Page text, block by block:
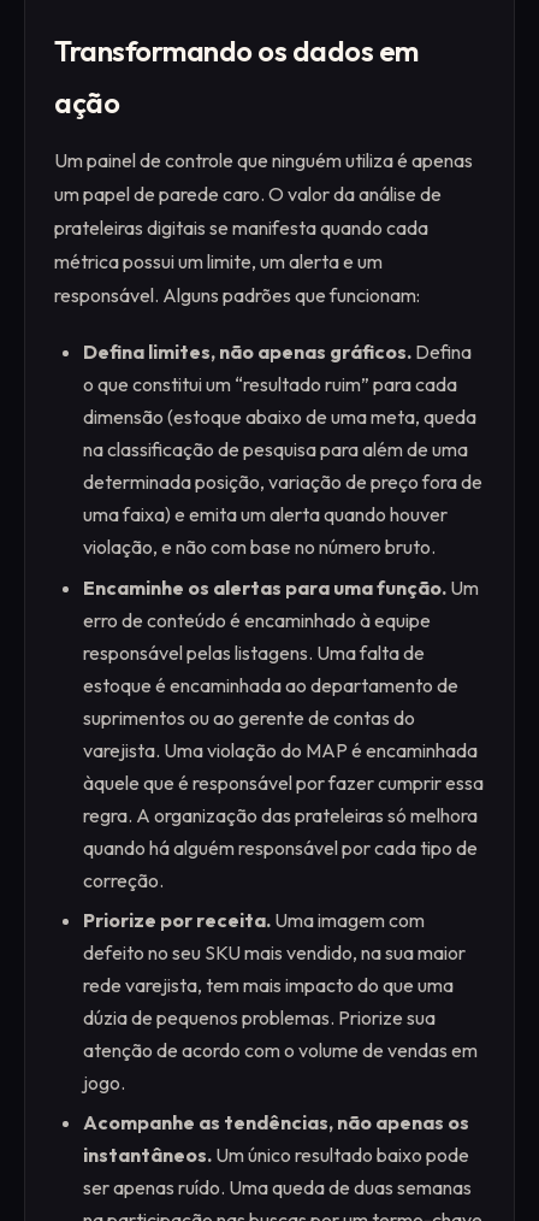
Transformando os dados em
ação
Um painel de controle que ninguém utiliza é apenas
um papel de parede caro. O valor da análise de
prateleiras digitais se manifesta quando cada
métrica possui um limite, um alerta e um
responsável. Alguns padrões que funcionam:
Defina limites, não apenas gráficos. Defina
o que constitui um “resultado ruim” para cada
dimensão (estoque abaixo de uma meta, queda
na classificação de pesquisa para além de uma
determinada posição, variação de preço fora de
uma faixa) e emita um alerta quando houver
violação, e não com base no número bruto.
Encaminhe os alertas para uma função. Um
erro de conteúdo é encaminhado à equipe
responsável pelas listagens. Uma falta de
estoque é encaminhada ao departamento de
suprimentos ou ao gerente de contas do
varejista. Uma violação do MAP é encaminhada
àquele que é responsável por fazer cumprir essa
regra. A organização das prateleiras só melhora
quando há alguém responsável por cada tipo de
correção.
Priorize por receita. Uma imagem com
defeito no seu SKU mais vendido, na sua maior
rede varejista, tem mais impacto do que uma
dúzia de pequenos problemas. Priorize sua
atenção de acordo com o volume de vendas em
jogo.
Acompanhe as tendências, não apenas os
instantâneos. Um único resultado baixo pode
ser apenas ruído. Uma queda de duas semanas